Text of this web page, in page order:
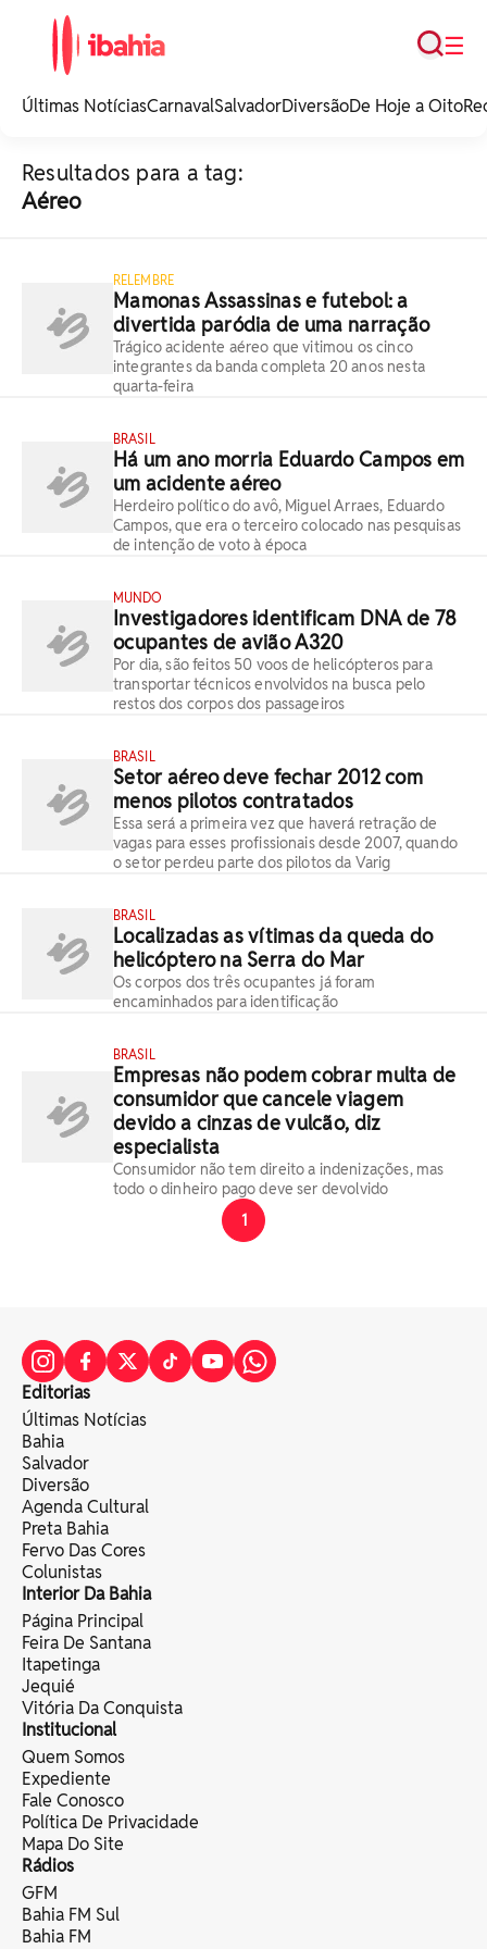
noticias e
☰
Busca
Últimas NotíciasCarnavalSalvadorDiversãoDe Hoje a Oito
Resultados para a tag:
Aéreo
RELEMBRE
Mamonas Assassinas e futebol: a
divertida paródia de uma narração
Trágico acidente aéreo que vitimou os cinco
integrantes da banda completa 20 anos nesta
quarta-feira
BRASIL
Há um ano morria Eduardo Campos em
um acidente aéreo
Herdeiro político do avô, Miguel Arraes, Eduardo
Campos, que era o terceiro colocado nas pesquisas
de intenção de voto à época
MUNDO
Investigadores identificam DNA de 78
ocupantes de avião A320
Por dia, são feitos 50 voos de helicópteros para
transportar técnicos envolvidos na busca pelo
restos dos corpos dos passageiros
BRASIL
Setor aéreo deve fechar 2012 com
menos pilotos contratados
Essa será a primeira vez que haverá retração de
vagas para esses profissionais desde 2007, quando
o setor perdeu parte dos pilotos da Varig
BRASIL
Localizadas as vítimas da queda do
helicóptero na Serra do Mar
Os corpos dos três ocupantes já foram
encaminhados para identificação
BRASIL
Empresas não podem cobrar multa de
consumidor que cancele viagem
devido a cinzas de vulcão, diz
especialista
Consumidor não tem direito a indenizações, mas
todo o dinheiro pago deve ser devolvido
1
Editorias
Últimas Notícias
Bahia
Salvador
Diversão
Agenda Cultural
Preta Bahia
Fervo Das Cores
Colunistas
Interior Da Bahia
Página Principal
Feira De Santana
Itapetinga
Jequié
Vitória Da Conquista
Institucional
Quem Somos
Expediente
Fale Conosco
Política De Privacidade
Mapa Do Site
Rádios
GFM
Bahia FM Sul
Bahia FM